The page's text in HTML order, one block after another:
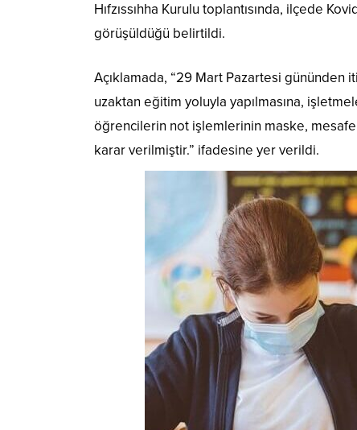
Hıfzıssıhha Kurulu toplantısında, ilçede
görüşüldüğü belirtildi.
Açıklamada, “29 Mart Pazartesi gününden
uzaktan eğitim yoluyla yapılmasına,
öğrencilerin not işlemlerinin maske, mesafe
karar verilmiştir.” ifadesine yer verildi.